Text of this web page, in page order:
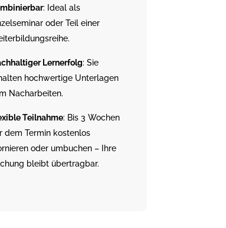
: Ideal als
oder Teil einer
Lernerfolg: Sie
hochwertige Unterlagen
Nacharbeiten.
Teilnahme: Bis 3 Wochen
dem Termin kostenlos
oder umbuchen – Ihre
bleibt übertragbar.